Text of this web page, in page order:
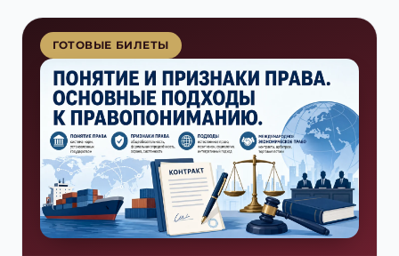
ГОТОВЫЕ БИЛЕТЫ